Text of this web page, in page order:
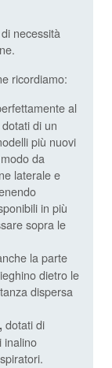
necessità
ricordiamo:
al
di un
più nuovi
da
laterale e
in più
sopra le
la parte
dietro le
dispersa
dotati di
inalino